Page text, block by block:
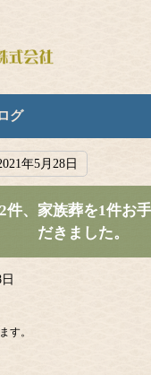
グ
年5月28日
件、家族葬を1件お
だきました。
す。